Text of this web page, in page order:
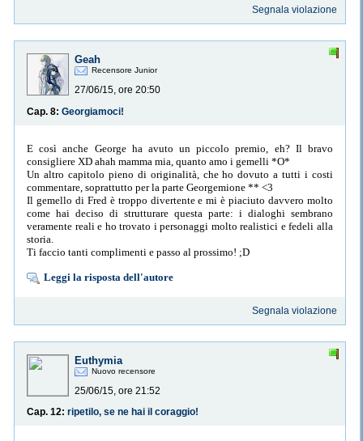
Segnala violazione
Geah
Recensore Junior
27/06/15, ore 20:50
Cap. 8: Georgiamoci!
E così anche George ha avuto un piccolo premio, eh? Il bravo
consigliere XD ahah mamma mia, quanto amo i gemelli *O*
Un altro capitolo pieno di originalità, che ho dovuto a tutti i costi
commentare, soprattutto per la parte Georgemione ** <3
Il gemello di Fred è troppo divertente e mi è piaciuto davvero molto
come hai deciso di strutturare questa parte: i dialoghi sembrano
veramente reali e ho trovato i personaggi molto realistici e fedeli alla
storia.
Ti faccio tanti complimenti e passo al prossimo! ;D
Leggi la risposta dell'autore
Segnala violazione
Euthymia
Nuovo recensore
25/06/15, ore 21:52
Cap. 12: ripetilo, se ne hai il coraggio!